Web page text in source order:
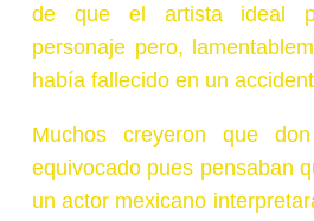
de que el artista ideal
personaje pero,
había fallecido en un
Muchos creyeron que
equivocado pues pensaban
un actor mexicano